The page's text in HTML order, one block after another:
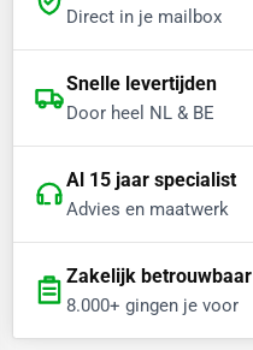
Direct in je mailbox
Snelle levertijden
Door heel NL & BE
Al 15 jaar specialist
Advies en maatwerk
Zakelijk betrouwbaar
8.000+ gingen je voor